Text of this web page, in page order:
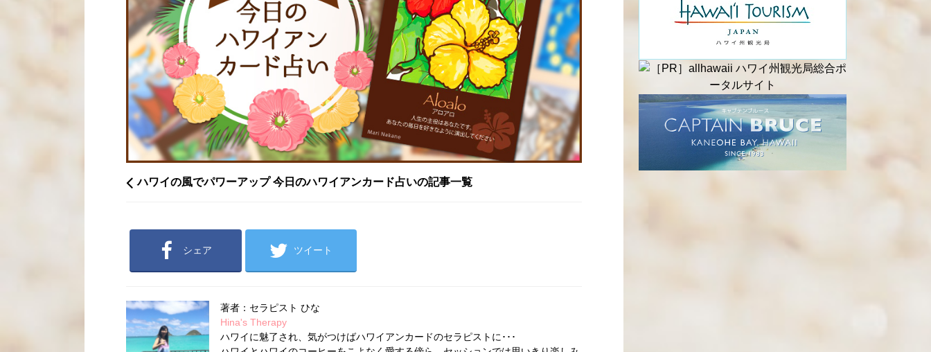
ハワイの風でパワーアップ 今日のハワイアンカード占いの記事一覧
シェア ツイート
著者：セラピスト ひな
Hina's Therapy
ハワイに魅了され、気がつけばハワイアンカードのセラピストに･･･